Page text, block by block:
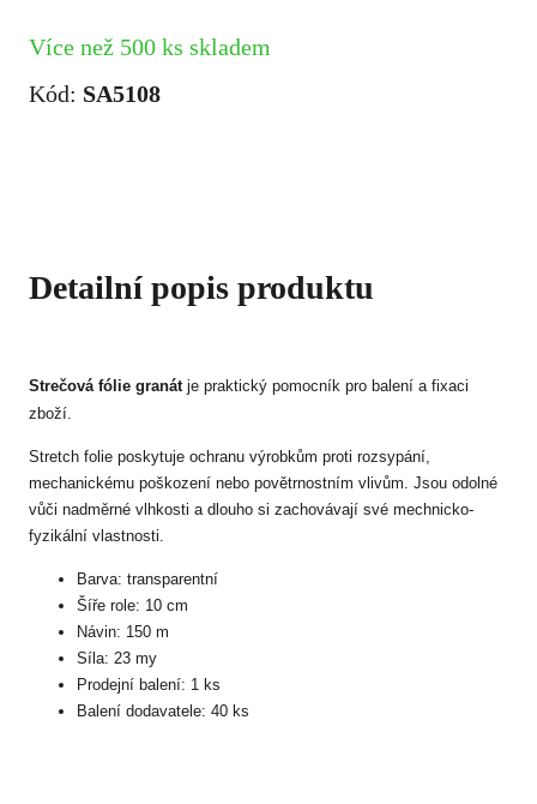
Více než 500 ks skladem
Kód: SA5108
Detailní popis produktu
Strečová fólie granátje praktický pomocník pro balení a fixaci
zboží.
Stretch folie poskytuje ochranu výrobkům proti rozsypání,
mechanickému poškození nebo povětrnostním vlivům. Jsou odolné
vůči nadměrné vlhkosti a dlouho si zachovávají své mechnicko-
fyzikální vlastnosti.
Barva: transparentní
Šíře role: 10 cm
Návin: 150 m
Síla: 23 my
Prodejní balení: 1 ks
Balení dodavatele: 40 ks